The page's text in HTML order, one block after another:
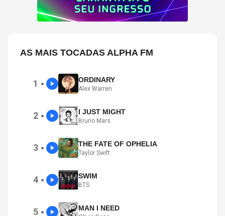
AS MAIS TOCADAS ALPHA FM
1 ● ORDINARY
Alex Warren
2 ● I JUST MIGHT
Bruno Mars
3 ● THE FATE OF OPHELIA
Taylor Swift
4 ● SWIM
BTS
5 ● MAN I NEED